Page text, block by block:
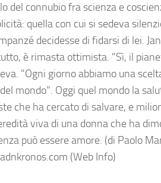
del connubio fra scienza e
quella con cui si sedeva
decidesse di fidarsi di lei.
è rimasta ottimista. "Sì, il
"Ogni giorno abbiamo una
mondo". Oggi quel mondo la
che ha cercato di salvare, e
viva di una donna che ha
può essere amore. (di Paolo
(Web Info)